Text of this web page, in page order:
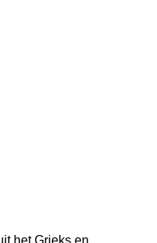
het Grieks en